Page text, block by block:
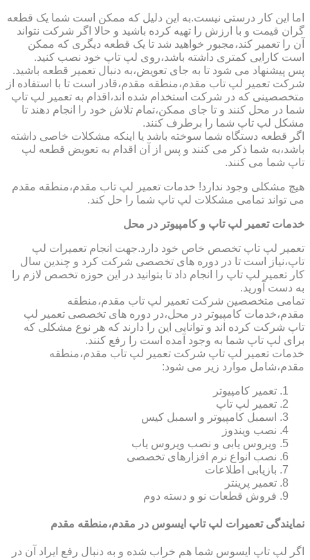
اما این کار درستی نیست.به این دلیل که ممکن است شما یک قطعه
گران قیمت و با ارزش را تهیه کرده باشید و حالا اگر شرکت نتواند
آن را تعمیر کند،مجبور خواهید شد تا یک قطعه دیگری که ممکن
است کارایی کمتری داشته باشد،روی لپ تاپ خود نصب کنید.
پس پیشنهاد می شود تا به جای تعویض،به دنبال تعمیر قطعه باشید.
شرکت تعمیر لپ تاب مقدم،منطقه مقدم،قادر است تا با استفاده از
متخصصینی که در شرکت استخدام شده اند،اقدام به تعمیر لپ تاپ
شما در محل کنند و تا جای ممکن،تمام تلاش خود را انجام دهند تا
مشکل لپ تاپ شما را برطرف کنند.
اگر قطعه دستگاه شما سوخته باشد یا اینکه مشکلات خاصی داشته
باشد،به شما ذکر می کنند و پس از آن اقدام به تعویض قطعه لپ
تاپ شما می کنند.
هیچ مشکلی وجود ندارد! خدمات تعمیر لپ تاب مقدم،منطقه مقدم
می تواند تمامی مشکلات لپ تاپ شما را حل کند.
خدمات تعمیر لپ تاپ و کامپیوتر در محل
تعمیر لپ تاپ تخصص خاص خود دارد.جهت انجام تعمیرات لپ
تاپ،نیاز است تا در دوره های تخصصی شرکت کرد و چندین سال
کار تعمیر لپ تاپ را انجام داد تا بتوانید در این حوزه تخصص لازم را
به دست آورید.
تمامی متخصصین شرکت تعمیر لپ تاب مقدم،منطقه
مقدم،خدمات کامپیوتر در محل،در دوره های تخصصی تعمیر لپ
تاپ شرکت کرده اند و توانایی این را دارند که هر نوع مشکلی که
برای لپ تاپ شما به وجود آمده است را رفع کنند.
خدمات تعمیر لپ تاپ شرکت تعمیر لپ تاب مقدم،منطقه
مقدم،شامل موارد زیر می شود:
تعمیر کامپیوتر
تعمیر لپ تاپ
اسمبل کامپیوتر و اسمبل کیس
نصب ویندوز
ویروس یابی و نصب ویروس یاب
نصب انواع نرم افزارهای تخصصی
بازیابی اطلاعات
تعمیر پرینتر
فروش قطعات نو و دسته دوم
نمایندگی تعمیرات لپ تاپ ایسوس در مقدم،منطقه مقدم
اگر لپ تاپ ایسوس شما هم خراب شده و به دنبال رفع ایراد آن در